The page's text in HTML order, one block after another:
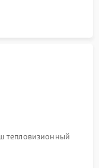
тепловизионный